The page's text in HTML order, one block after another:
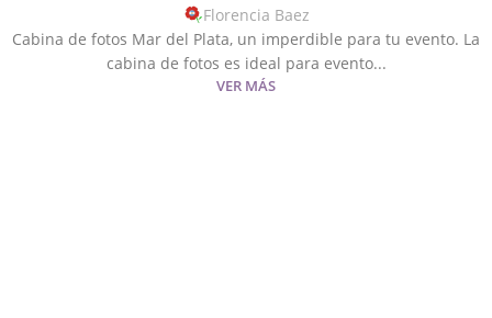
Florencia Baez
Cabina de fotos Mar del Plata, un imperdible para tu evento. La
cabina de fotos es ideal para evento...
VER MÁS